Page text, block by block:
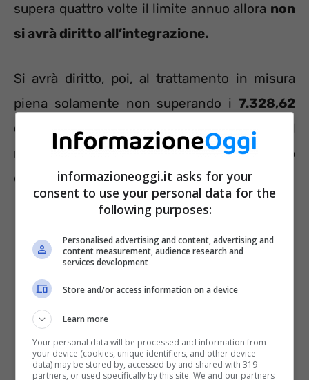
supera quattro volte il limite annuo allora non
si avrà diritto all’integrazione.
Si avrà diritto, poi, al trattamento in misura
piena solamente non superando i 7.328,62
euro di reddito personale
(valore annuo del
minimo previsto dalla Legge) o i 21.985,86
euro di reddito coniugale.
informazioneoggi.it asks for your
consent to use your personal data for the
following purposes:
Personalised advertising and content, advertising and
content measurement, audience research and
services development
Store and/or access information on a device
Learn more
Your personal data will be processed and information from
your device (cookies, unique identifiers, and other device
data) may be stored by, accessed by and shared with 319
partners, or used specifically by this site. We and our partners